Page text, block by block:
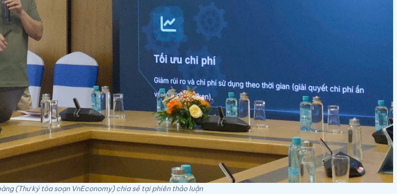
(Thư ký tòa soạn VnEconomy) chia sẻ tại phiên thảo luận